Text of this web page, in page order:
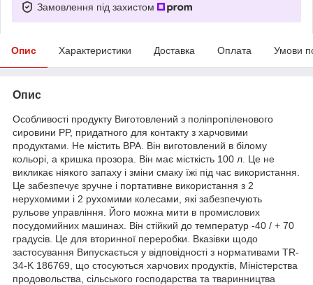
Замовлення під захистом
Опис Характеристики Доставка Оплата Умови
Опис
Особливості продукту Виготовлений з поліпропіленового
сировини PP, придатного для контакту з харчовими
продуктами. Не містить BPA. Він виготовлений в білому
кольорі, а кришка прозора. Він має місткість 100 л. Це не
викликає ніякого запаху і зміни смаку їжі під час використання.
Це забезпечує зручне і портативне використання з 2
нерухомими і 2 рухомими колесами, які забезпечують
рульове управління. Його можна мити в промислових
посудомийних машинах. Він стійкий до температур -40 / + 70
градусів. Це для вторинної переробки. Вказівки щодо
застосування Випускається у відповідності з нормативами TR-
34-K 186769, що стосуються харчових продуктів, Міністерства
продовольства, сільського господарства та тваринництва